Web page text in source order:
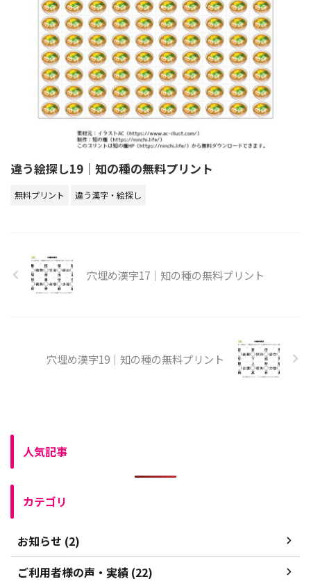
違う絵探し19｜知の種の無料プリント
無料プリント 違う漢字・絵探し
穴埋め漢字17｜知の種の無料プリント
穴埋め漢字19｜知の種の無料プリント
人気記事
カテゴリ
お知らせ (2)
ご利用者様の声・実績 (22)